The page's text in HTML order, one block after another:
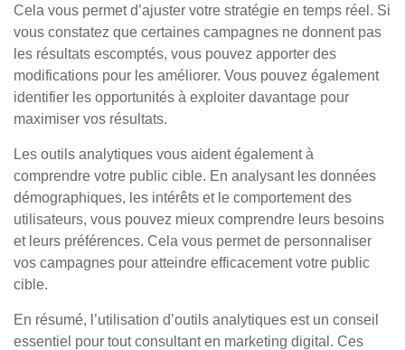
Cela vous permet d’ajuster votre stratégie en temps réel. Si
vous constatez que certaines campagnes ne donnent pas
les résultats escomptés, vous pouvez apporter des
modifications pour les améliorer. Vous pouvez également
identifier les opportunités à exploiter davantage pour
maximiser vos résultats.
Les outils analytiques vous aident également à
comprendre votre public cible. En analysant les données
démographiques, les intérêts et le comportement des
utilisateurs, vous pouvez mieux comprendre leurs besoins
et leurs préférences. Cela vous permet de personnaliser
vos campagnes pour atteindre efficacement votre public
cible.
En résumé, l’utilisation d’outils analytiques est un conseil
essentiel pour tout consultant en marketing digital. Ces